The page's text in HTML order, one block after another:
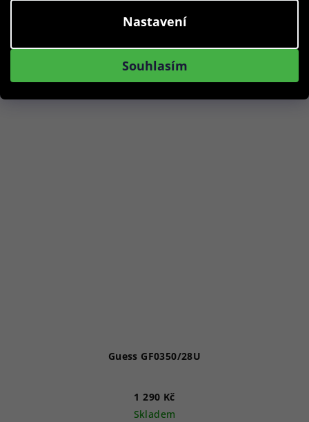
Nastavení
Souhlasím
Skladem
Guess GF0350/28U
1 290 Kč
Skladem